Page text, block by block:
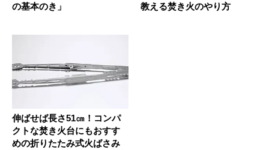
の基本のき」
教える焚き火のやり方
伸ばせば長さ51㎝！コンパ
クトな焚き火台にもおすす
めの折りたたみ式火ばさみ